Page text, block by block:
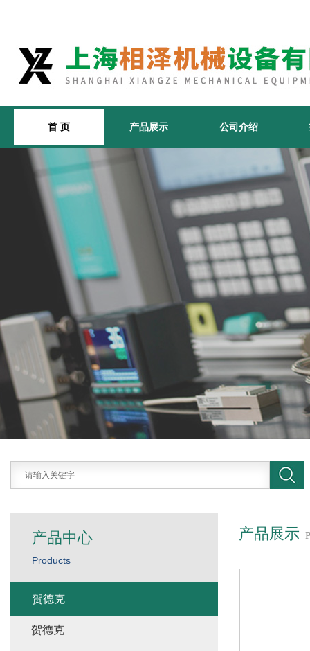
首 页 产品展示 公司介绍
产品展示
产品中心
Products
贺德克
贺德克